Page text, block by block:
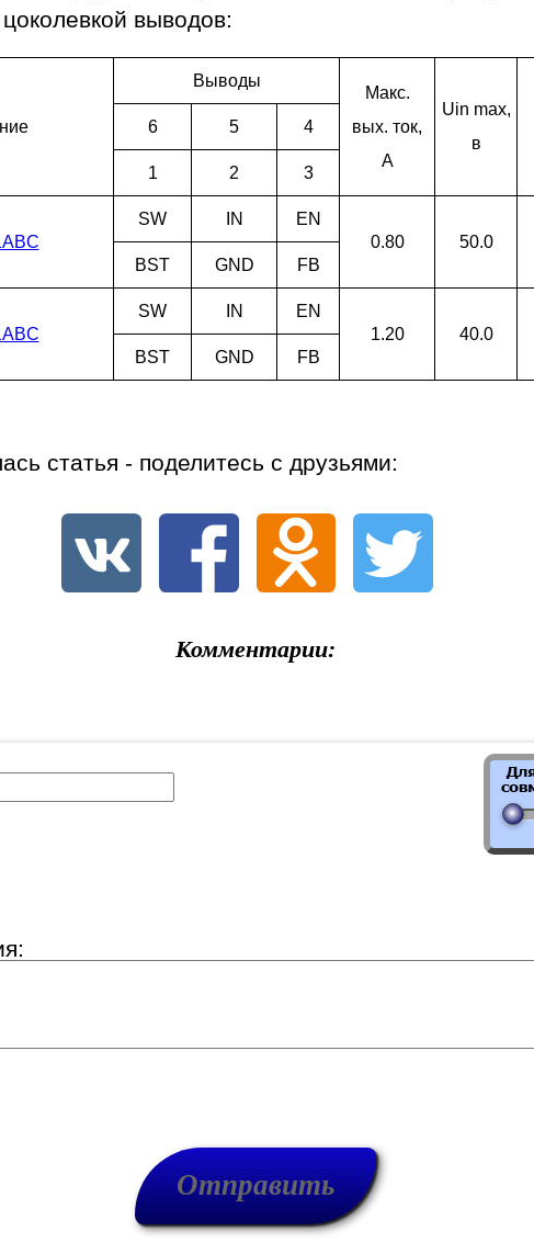
выводов:
Выводы
Макс.
вых. ток,
A
Uin max,
в
6
5 4
1 2 3
SW IN
EN
0.80
50.0
BST
GND FB
SW IN
EN
1.20
40.0
BST
GND FB
статья - поделитесь с друзьями:
Комментарии: